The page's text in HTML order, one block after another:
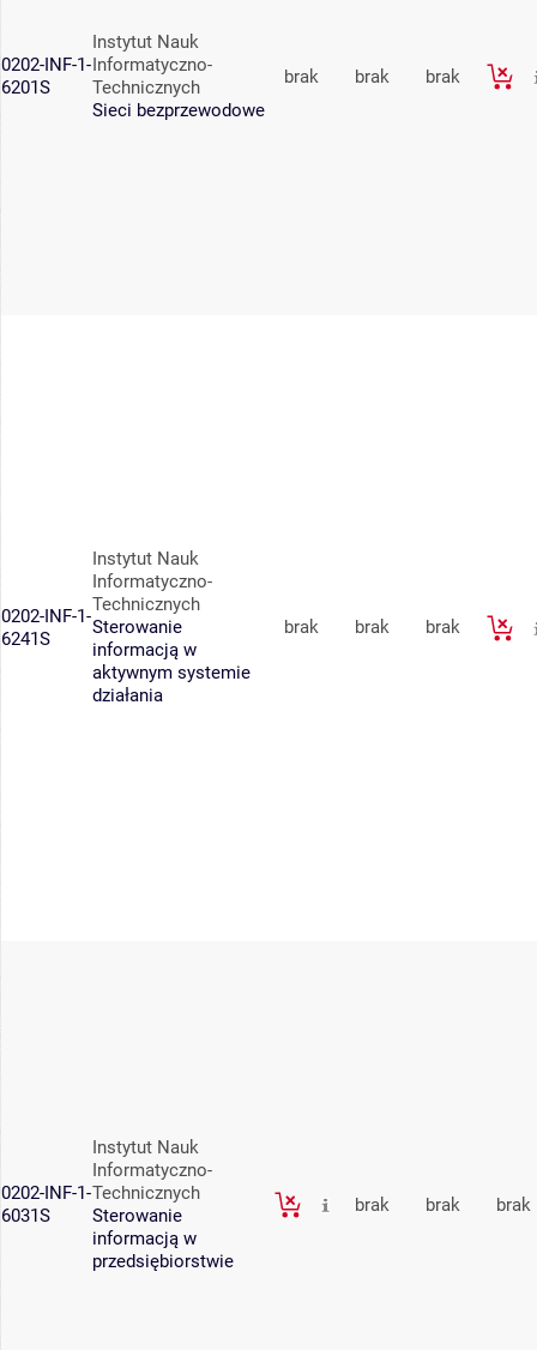
0202-INF-1-
6201S
Instytut Nauk
Informatyczno-
Technicznych
Sieci bezprzewodowe
brak brak brak
0202-INF-1-
6241S
Instytut Nauk
Informatyczno-
Technicznych
Sterowanie
informacją w
aktywnym systemie
działania
brak brak brak
0202-INF-1-
6031S
Instytut Nauk
Informatyczno-
Technicznych
Sterowanie
informacją w
przedsiębiorstwie
brak brak brak